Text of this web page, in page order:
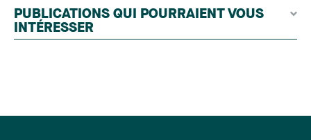
par un jury indépendant composé de praticiens
chevronnés en droit de la famille provenant de
l'ensemble du Canada. Cette distinction
PUBLICATIONS QUI POURRAIENT VOUS
INTÉRESSER